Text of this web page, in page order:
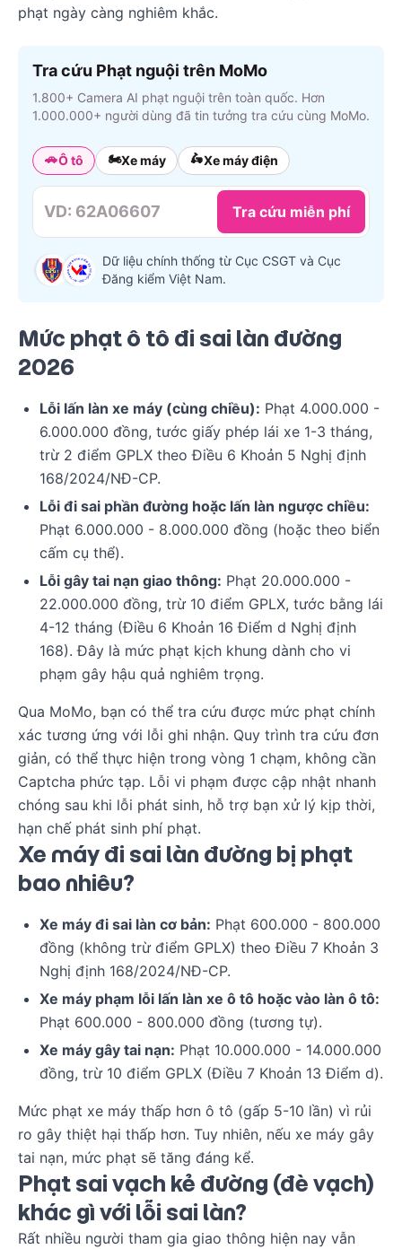
phạt ngày càng nghiêm khắc.
Tra cứu Phạt nguội trên MoMo
1.800+ Camera AI phạt nguội trên toàn quốc. Hơn
1.000.000+ người dùng đã tin tưởng tra cứu cùng MoMo.
🚗Ô tô 🏍️Xe máy 🛵Xe máy điện
Tra cứu miễn phí
Dữ liệu chính thống từ Cục CSGT và Cục
Đăng kiểm Việt Nam.
Mức phạt ô tô đi sai làn đường
2026
Lỗi lấn làn xe máy (cùng chiều): Phạt 4.000.000 -
6.000.000 đồng, tước giấy phép lái xe 1-3 tháng,
trừ 2 điểm GPLX theo Điều 6 Khoản 5 Nghị định
168/2024/NĐ-CP.
Lỗi đi sai phần đường hoặc lấn làn ngược chiều:
Phạt 6.000.000 - 8.000.000 đồng (hoặc theo biển
cấm cụ thể).
Lỗi gây tai nạn giao thông: Phạt 20.000.000 -
22.000.000 đồng, trừ 10 điểm GPLX, tước bằng lái
4-12 tháng (Điều 6 Khoản 16 Điểm d Nghị định
168). Đây là mức phạt kịch khung dành cho vi
phạm gây hậu quả nghiêm trọng.
Qua MoMo, bạn có thể tra cứu được mức phạt chính
xác tương ứng với lỗi ghi nhận. Quy trình tra cứu đơn
giản, có thể thực hiện trong vòng 1 chạm, không cần
Captcha phức tạp. Lỗi vi phạm được cập nhật nhanh
chóng sau khi lỗi phát sinh, hỗ trợ bạn xử lý kịp thời,
hạn chế phát sinh phí phạt.
Xe máy đi sai làn đường bị phạt
bao nhiêu?
Xe máy đi sai làn cơ bản: Phạt 600.000 - 800.000
đồng (không trừ điểm GPLX) theo Điều 7 Khoản 3
Nghị định 168/2024/NĐ-CP.
Xe máy phạm lỗi lấn làn xe ô tô hoặc vào làn ô tô:
Phạt 600.000 - 800.000 đồng (tương tự).
Xe máy gây tai nạn: Phạt 10.000.000 - 14.000.000
đồng, trừ 10 điểm GPLX (Điều 7 Khoản 13 Điểm d).
Mức phạt xe máy thấp hơn ô tô (gấp 5-10 lần) vì rủi
ro gây thiệt hại thấp hơn. Tuy nhiên, nếu xe máy gây
tai nạn, mức phạt sẽ tăng đáng kể.
Phạt sai vạch kẻ đường (đè vạch)
khác gì với lỗi sai làn?
Rất nhiều người tham gia giao thông hiện nay vẫn